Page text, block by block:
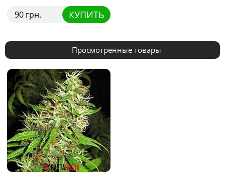
90 грн. КУПИТЬ
Просмотренные товары